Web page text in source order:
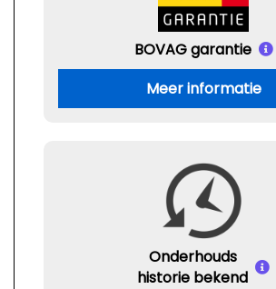
BOVAG garantie
Meer informatie
Onderhouds
historie bekend